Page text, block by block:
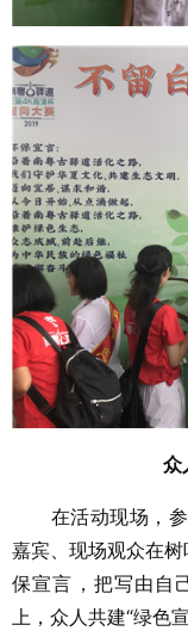
众
在活动现场，参
嘉宾、现场观众在
保宣言，把写由自
上，众人共建“绿色